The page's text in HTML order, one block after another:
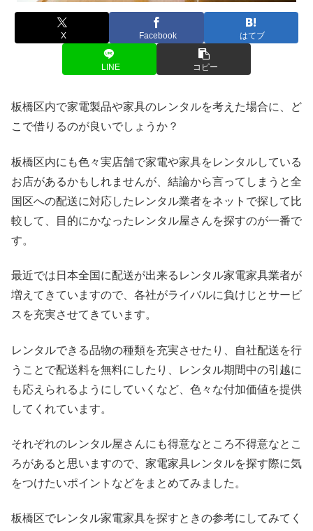
X Facebook はてブ
LINE コピー
板橋区内で家電製品や家具のレンタルを考えた場合に、ど
こで借りるのが良いでしょうか？
板橋区内にも色々実店舗で家電や家具をレンタルしている
お店があるかもしれませんが、結論から言ってしまうと全
国区への配送に対応したレンタル業者をネットで探して比
較して、目的にかなったレンタル屋さんを探すのが一番で
す。
最近では日本全国に配送が出来るレンタル家電家具業者が
増えてきていますので、各社がライバルに負けじとサービ
スを充実させてきています。
レンタルできる品物の種類を充実させたり、自社配送を行
うことで配送料を無料にしたり、レンタル期間中の引越に
も応えられるようにしていくなど、色々な付加価値を提供
してくれています。
それぞれのレンタル屋さんにも得意なところ不得意なとこ
ろがあると思いますので、家電家具レンタルを探す際に気
をつけたいポイントなどをまとめてみました。
板橋区でレンタル家電家具を探すときの参考にしてみてく